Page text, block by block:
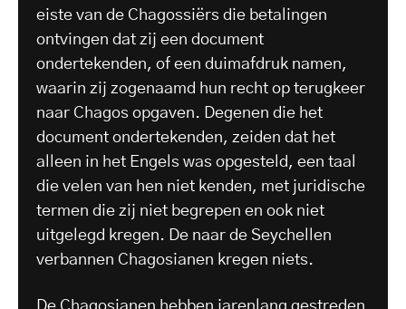
eiste van de Chagossiërs die betalingen
ontvingen dat zij een document
ondertekenden, of een duimafdruk namen,
waarin zij zogenaamd hun recht op terugkeer
naar Chagos opgaven. Degenen die het
document ondertekenden, zeiden dat het
alleen in het Engels was opgesteld, een taal
die velen van hen niet kenden, met juridische
termen die zij niet begrepen en ook niet
uitgelegd kregen. De naar de Seychellen
verbannen Chagosianen kregen niets.